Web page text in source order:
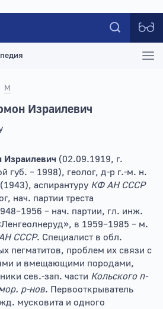
М
Израилевич
(02.09.1919, г.
губ. – 1998), геолог, д-р г.-м. н.
аспирантуру КФ АН СССР
нач. партии треста
– нач. партии, гл. инж.
в 1959–1985 – м.
СССР. Специалист в обл.
пегматитов, проблем их связи с
и вмещающими породами,
сев.-зап. части Кольского п-
р-нов. Первооткрыватель
мусковита и одного